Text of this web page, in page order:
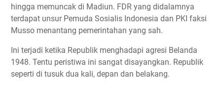
hingga memuncak di Madiun. FDR yang didalamnya
terdapat unsur Pemuda Sosialis Indonesia dan PKI faksi
Musso menantang pemerintahan yang sah.
Ini terjadi ketika Republik menghadapi agresi Belanda
1948. Tentu peristiwa ini sangat disayangkan. Republik
seperti di tusuk dua kali, depan dan belakang.